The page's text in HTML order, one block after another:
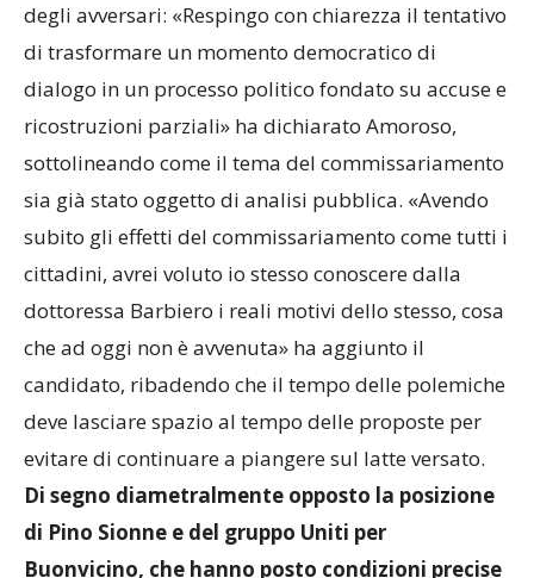
degli avversari: «Respingo con chiarezza il tentativo
di trasformare un momento democratico di
dialogo in un processo politico fondato su accuse e
ricostruzioni parziali» ha dichiarato Amoroso,
sottolineando come il tema del commissariamento
sia già stato oggetto di analisi pubblica. «Avendo
subito gli effetti del commissariamento come tutti i
cittadini, avrei voluto io stesso conoscere dalla
dottoressa Barbiero i reali motivi dello stesso, cosa
che ad oggi non è avvenuta» ha aggiunto il
candidato, ribadendo che il tempo delle polemiche
deve lasciare spazio al tempo delle proposte per
evitare di continuare a piangere sul latte versato.
Di segno diametralmente opposto la posizione
di Pino Sionne e del gruppo Uniti per
Buonvicino, che hanno posto condizioni precise